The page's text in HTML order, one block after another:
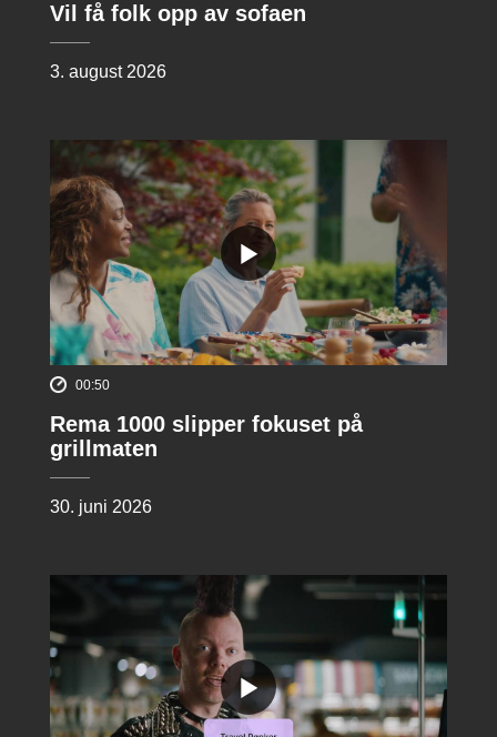
Vil få folk opp av sofaen
3. august 2026
00:50
Rema 1000 slipper fokuset på
grillmaten
30. juni 2026